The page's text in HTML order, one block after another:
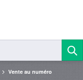
Vente au numéro